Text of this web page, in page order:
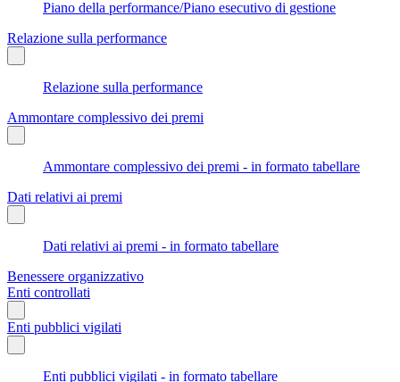
Piano della performance/Piano esecutivo di gestione
Relazione sulla performance
Relazione sulla performance
Ammontare complessivo dei premi
Ammontare complessivo dei premi - in formato tabellare
Dati relativi ai premi
Dati relativi ai premi - in formato tabellare
Benessere organizzativo
Enti controllati
Enti pubblici vigilati
Enti pubblici vigilati - in formato tabellare